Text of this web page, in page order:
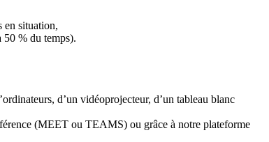
en situation,
50 % du temps).
d’un vidéoprojecteur, d’un tableau blanc
(MEET ou TEAMS) ou grâce à notre plateforme